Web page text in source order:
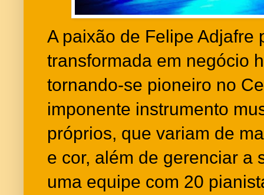
A paixão de Felipe Adjafre
transformada em negócio
tornando-se pioneiro no
imponente instrumento
próprios, que variam de
e cor, além de gerenciar a
uma equipe com 20